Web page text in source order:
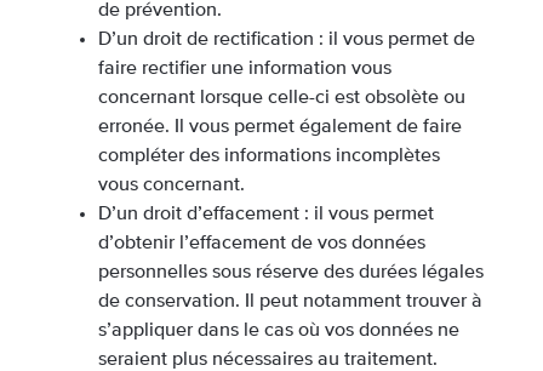
de prévention.
D’un droit de rectification : il vous permet de
faire rectifier une information vous
concernant lorsque celle-ci est obsolète ou
erronée. Il vous permet également de faire
compléter des informations incomplètes
vous concernant.
D’un droit d’effacement : il vous permet
d’obtenir l’effacement de vos données
personnelles sous réserve des durées légales
de conservation. Il peut notamment trouver à
s’appliquer dans le cas où vos données ne
seraient plus nécessaires au traitement.